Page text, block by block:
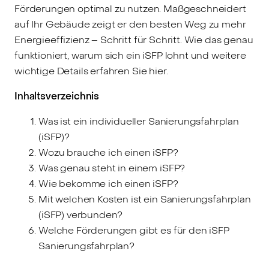
Förderungen optimal zu nutzen. Maßgeschneidert
auf Ihr Gebäude zeigt er den besten Weg zu mehr
Energieeffizienz – Schritt für Schritt. Wie das genau
funktioniert, warum sich ein iSFP lohnt und weitere
wichtige Details erfahren Sie hier.
Inhaltsverzeichnis
Was ist ein individueller Sanierungsfahrplan
(iSFP)?
Wozu brauche ich einen iSFP?
Was genau steht in einem iSFP?
Wie bekomme ich einen iSFP?
Mit welchen Kosten ist ein Sanierungsfahrplan
(iSFP) verbunden?
Welche Förderungen gibt es für den iSFP
Sanierungsfahrplan?